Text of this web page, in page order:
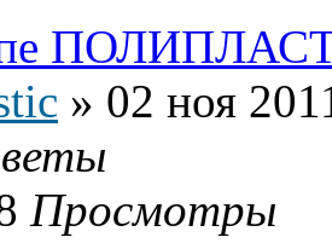
» 02 ноя
Просмотры